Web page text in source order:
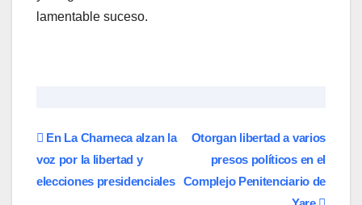
lamentable suceso.
Navegación
de
Otorgan libertad a varios
presos políticos en el
Complejo Penitenciario de
En La Charneca alzan la
voz por la libertad y
elecciones presidenciales